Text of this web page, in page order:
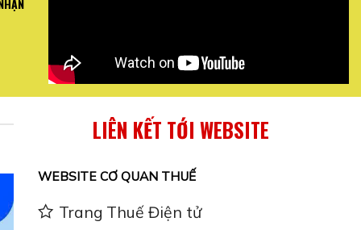
TRỌNG VỀ
...
LIÊN KẾT TỚI WEBSITE
WEBSITE CƠ QUAN THUẾ
Trang Thuế Điện tử